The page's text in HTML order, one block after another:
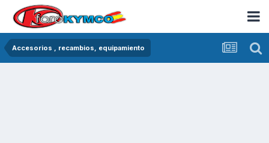
Accesorios , recambios, equipamiento